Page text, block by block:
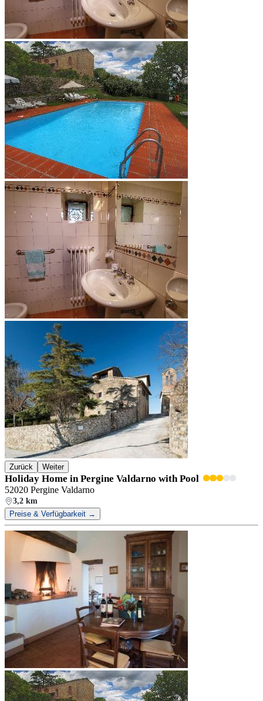
Zurück Weiter
Holiday Home in Pergine Valdarno with Pool
52020 Pergine Valdarno
3,2 km
Preise & Verfügbarkeit →